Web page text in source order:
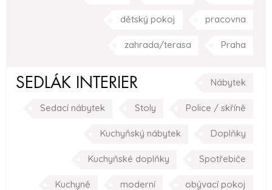
dětský pokoj pracovna
zahrada/terasa Praha
SEDLÁK INTERIER Nábytek
Sedací nábytek Stoly Police / skříně
Kuchyňský nábytek Doplňky
Kuchyňské doplňky Spotřebiče
Kuchyně moderní obývací pokoj